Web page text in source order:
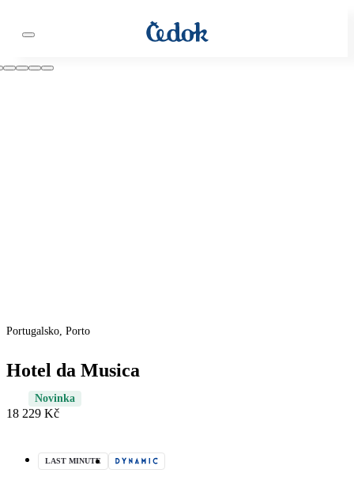
Portugalsko, Porto
Hotel da Musica
Novinka
18 229 Kč
LAST MINUTE